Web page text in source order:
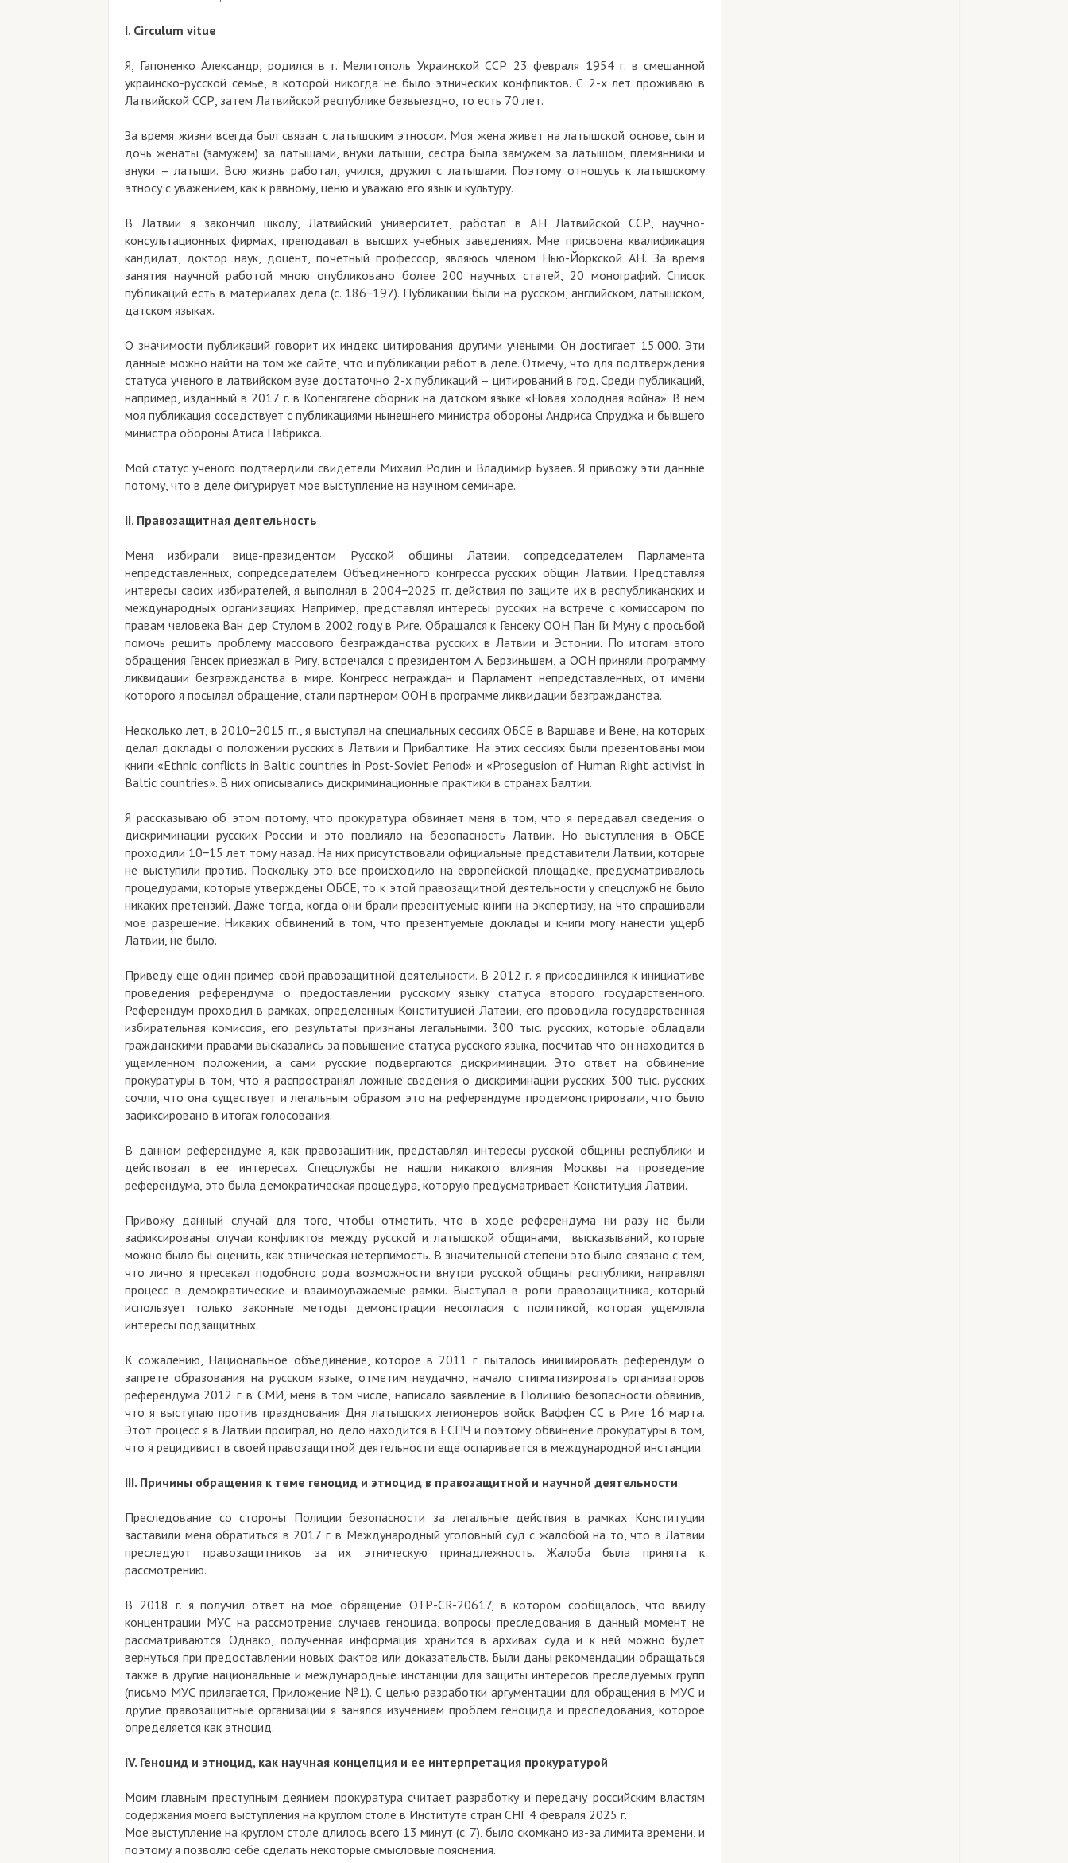
I. Circulum vitue
Я, Гапоненко Александр, родился в г. Мелитополь Украинской ССР 23 февраля 1954 г. в смешанной
украинско-русской семье, в которой никогда не было этнических конфликтов. С 2-х лет проживаю в
Латвийской ССР, затем Латвийской республике безвыездно, то есть 70 лет.
За время жизни всегда был связан с латышским этносом. Моя жена живет на латышской основе, сын и
дочь женаты (замужем) за латышами, внуки латыши, сестра была замужем за латышом, племянники и
внуки – латыши. Всю жизнь работал, учился, дружил с латышами. Поэтому отношусь к латышскому
этносу с уважением, как к равному, ценю и уважаю его язык и культуру.
В Латвии я закончил школу, Латвийский университет, работал в АН Латвийской ССР, научно-
консультационных фирмах, преподавал в высших учебных заведениях. Мне присвоена квалификация
кандидат, доктор наук, доцент, почетный профессор, являюсь членом Нью-Йоркской АН. За время
занятия научной работой мною опубликовано более 200 научных статей, 20 монографий. Список
публикаций есть в материалах дела (с. 186−197). Публикации были на русском, английском, латышском,
датском языках.
О значимости публикаций говорит их индекс цитирования другими учеными. Он достигает 15.000. Эти
данные можно найти на том же сайте, что и публикации работ в деле. Отмечу, что для подтверждения
статуса ученого в латвийском вузе достаточно 2-х публикаций – цитирований в год. Среди публикаций,
например, изданный в 2017 г. в Копенгагене сборник на датском языке «Новая холодная война». В нем
моя публикация соседствует с публикациями нынешнего министра обороны Андриса Спруджа и бывшего
министра обороны Атиса Пабрикса.
Мой статус ученого подтвердили свидетели Михаил Родин и Владимир Бузаев. Я привожу эти данные
потому, что в деле фигурирует мое выступление на научном семинаре.
II. Правозащитная деятельность
Меня избирали вице-президентом Русской общины Латвии, сопредседателем Парламента
непредставленных, сопредседателем Объединенного конгресса русских общин Латвии. Представляя
интересы своих избирателей, я выполнял в 2004−2025 гг. действия по защите их в республиканских и
международных организациях. Например, представлял интересы русских на встрече с комиссаром по
правам человека Ван дер Стулом в 2002 году в Риге. Обращался к Генсеку ООН Пан Ги Муну с просьбой
помочь решить проблему массового безгражданства русских в Латвии и Эстонии. По итогам этого
обращения Генсек приезжал в Ригу, встречался с президентом А. Берзиньшем, а ООН приняли программу
ликвидации безгражданства в мире. Конгресс неграждан и Парламент непредставленных, от имени
которого я посылал обращение, стали партнером ООН в программе ликвидации безгражданства.
Несколько лет, в 2010−2015 гг., я выступал на специальных сессиях ОБСЕ в Варшаве и Вене, на которых
делал доклады о положении русских в Латвии и Прибалтике. На этих сессиях были презентованы мои
книги «Ethnic conflicts in Baltic countries in Post-Soviet Period» и «Prosegusion of Human Right activist in
Baltic countries». В них описывались дискриминационные практики в странах Балтии.
Я рассказываю об этом потому, что прокуратура обвиняет меня в том, что я передавал сведения о
дискриминации русских России и это повлияло на безопасность Латвии. Но выступления в ОБСЕ
проходили 10−15 лет тому назад. На них присутствовали официальные представители Латвии, которые
не выступили против. Поскольку это все происходило на европейской площадке, предусматривалось
процедурами, которые утверждены ОБСЕ, то к этой правозащитной деятельности у спецслужб не было
никаких претензий. Даже тогда, когда они брали презентуемые книги на экспертизу, на что спрашивали
мое разрешение. Никаких обвинений в том, что презентуемые доклады и книги могу нанести ущерб
Латвии, не было.
Приведу еще один пример свой правозащитной деятельности. В 2012 г. я присоединился к инициативе
проведения референдума о предоставлении русскому языку статуса второго государственного.
Референдум проходил в рамках, определенных Конституцией Латвии, его проводила государственная
избирательная комиссия, его результаты признаны легальными. 300 тыс. русских, которые обладали
гражданскими правами высказались за повышение статуса русского языка, посчитав что он находится в
ущемленном положении, а сами русские подвергаются дискриминации. Это ответ на обвинение
прокуратуры в том, что я распространял ложные сведения о дискриминации русских. 300 тыс. русских
сочли, что она существует и легальным образом это на референдуме продемонстрировали, что было
зафиксировано в итогах голосования.
В данном референдуме я, как правозащитник, представлял интересы русской общины республики и
действовал в ее интересах. Спецслужбы не нашли никакого влияния Москвы на проведение
референдума, это была демократическая процедура, которую предусматривает Конституция Латвии.
Привожу данный случай для того, чтобы отметить, что в ходе референдума ни разу не были
зафиксированы случаи конфликтов между русской и латышской общинами, высказываний, которые
можно было бы оценить, как этническая нетерпимость. В значительной степени это было связано с тем,
что лично я пресекал подобного рода возможности внутри русской общины республики, направлял
процесс в демократические и взаимоуважаемые рамки. Выступал в роли правозащитника, который
использует только законные методы демонстрации несогласия с политикой, которая ущемляла
интересы подзащитных.
К сожалению, Национальное объединение, которое в 2011 г. пыталось инициировать референдум о
запрете образования на русском языке, отметим неудачно, начало стигматизировать организаторов
референдума 2012 г. в СМИ, меня в том числе, написало заявление в Полицию безопасности обвинив,
что я выступаю против празднования Дня латышских легионеров войск Ваффен СС в Риге 16 марта.
Этот процесс я в Латвии проиграл, но дело находится в ЕСПЧ и поэтому обвинение прокуратуры в том,
что я рецидивист в своей правозащитной деятельности еще оспаривается в международной инстанции.
III. Причины обращения к теме геноцид и этноцид в правозащитной и научной деятельности
Преследование со стороны Полиции безопасности за легальные действия в рамках Конституции
заставили меня обратиться в 2017 г. в Международный уголовный суд с жалобой на то, что в Латвии
преследуют правозащитников за их этническую принадлежность. Жалоба была принята к
рассмотрению.
В 2018 г. я получил ответ на мое обращение ОТР-СR-20617, в котором сообщалось, что ввиду
концентрации МУС на рассмотрение случаев геноцида, вопросы преследования в данный момент не
рассматриваются. Однако, полученная информация хранится в архивах суда и к ней можно будет
вернуться при предоставлении новых фактов или доказательств. Были даны рекомендации обращаться
также в другие национальные и международные инстанции для защиты интересов преследуемых групп
(письмо МУС прилагается, Приложение №1). С целью разработки аргументации для обращения в МУС и
другие правозащитные организации я занялся изучением проблем геноцида и преследования, которое
определяется как этноцид.
IV. Геноцид и этноцид, как научная концепция и ее интерпретация прокуратурой
Моим главным преступным деянием прокуратура считает разработку и передачу российским властям
содержания моего выступления на круглом столе в Институте стран СНГ 4 февраля 2025 г.
Мое выступление на круглом столе длилось всего 13 минут (с. 7), было скомкано из-за лимита времени, и
поэтому я позволю себе сделать некоторые смысловые пояснения.